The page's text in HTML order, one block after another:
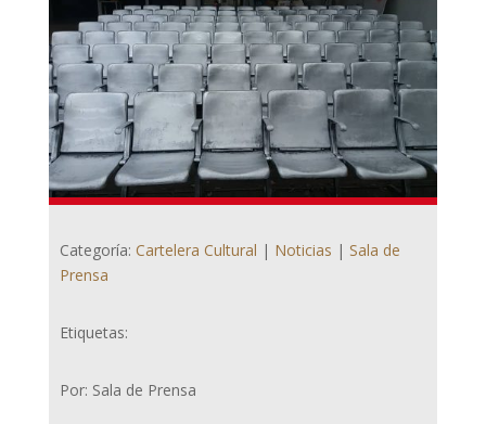
Categoría: Cartelera Cultural | Noticias | Sala de
Prensa
Etiquetas:
Por: Sala de Prensa